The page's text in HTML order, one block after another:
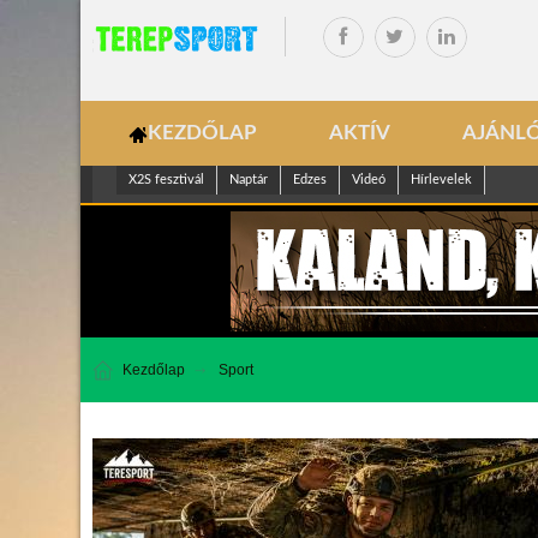
KEZDŐLAP AKTÍV
X2S fesztivál Naptár Edzes Videó Hírlevelek
Kezdőlap Sport